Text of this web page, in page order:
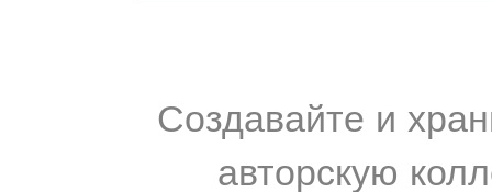
Создавайте и
авторскую